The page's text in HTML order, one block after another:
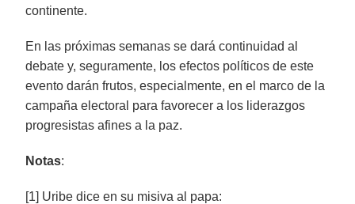
continente.
En las próximas semanas se dará continuidad al
debate y, seguramente, los efectos políticos de este
evento darán frutos, especialmente, en el marco de la
campaña electoral para favorecer a los liderazgos
progresistas afines a la paz.
Notas:
[1] Uribe dice en su misiva al papa: